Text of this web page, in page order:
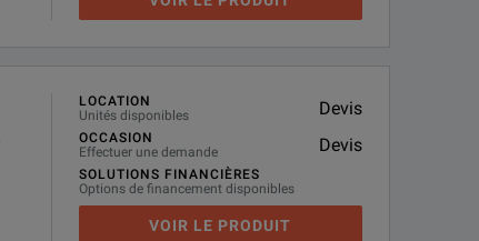
LOCATION
Unités disponibles
Devis
OCCASION
Effectuer une demande
Devis
SOLUTIONS FINANCIÈRES
Options de financement disponibles
VOIR LE PRODUIT